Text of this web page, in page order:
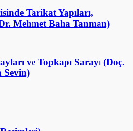
Tarikat Yapıları,
Mehmet Baha Tanman)
ve Topkapı Sarayı (Doç.
Sevin)